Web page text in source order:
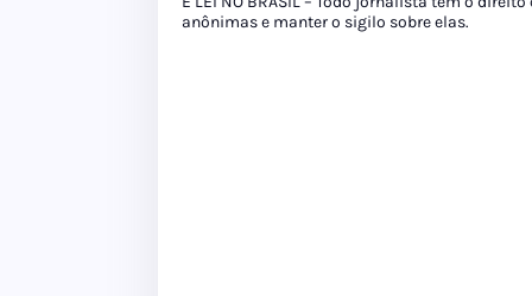
anônimas e manter o sigilo sobre elas.